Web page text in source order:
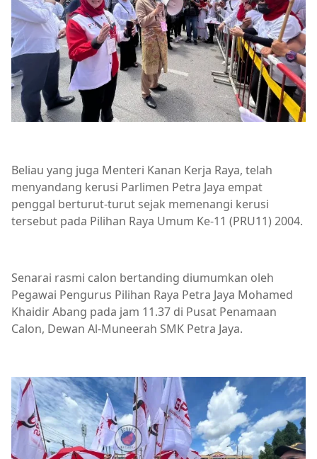
Beliau yang juga Menteri Kanan Kerja Raya, telah
menyandang kerusi Parlimen Petra Jaya empat
penggal berturut-turut sejak memenangi kerusi
tersebut pada Pilihan Raya Umum Ke-11 (PRU11) 2004.
Senarai rasmi calon bertanding diumumkan oleh
Pegawai Pengurus Pilihan Raya Petra Jaya Mohamed
Khaidir Abang pada jam 11.37 di Pusat Penamaan
Calon, Dewan Al-Muneerah SMK Petra Jaya.